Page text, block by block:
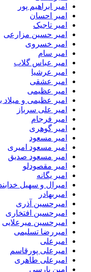
امیر ابراهیم پور
امیر احسان
امیر تاجیک
امیر حسین مزارعی
امیر خسروی
امیر سام
امیر عباس گلاب
امیر عرشیا
امیر عشقی
امیر عظیمی
امیر عظیمی و میلاد
امیر علی سرباز
امیر فرجام
امیر گوهری
امیر مسعود
امیر مسعود امیری
امیر مسعود صدیق
امیر مقصودلو
امیر یگانه
امیرال و سهیل
امیربهادر
امیرحسین آذری
امیرحسین افتخاری
امیرحسین میرعلایی
امیررضا تسلیمی
امیرعلی
امیرعلی پورقاسم
امیرعلی طاهری
امین پارسی